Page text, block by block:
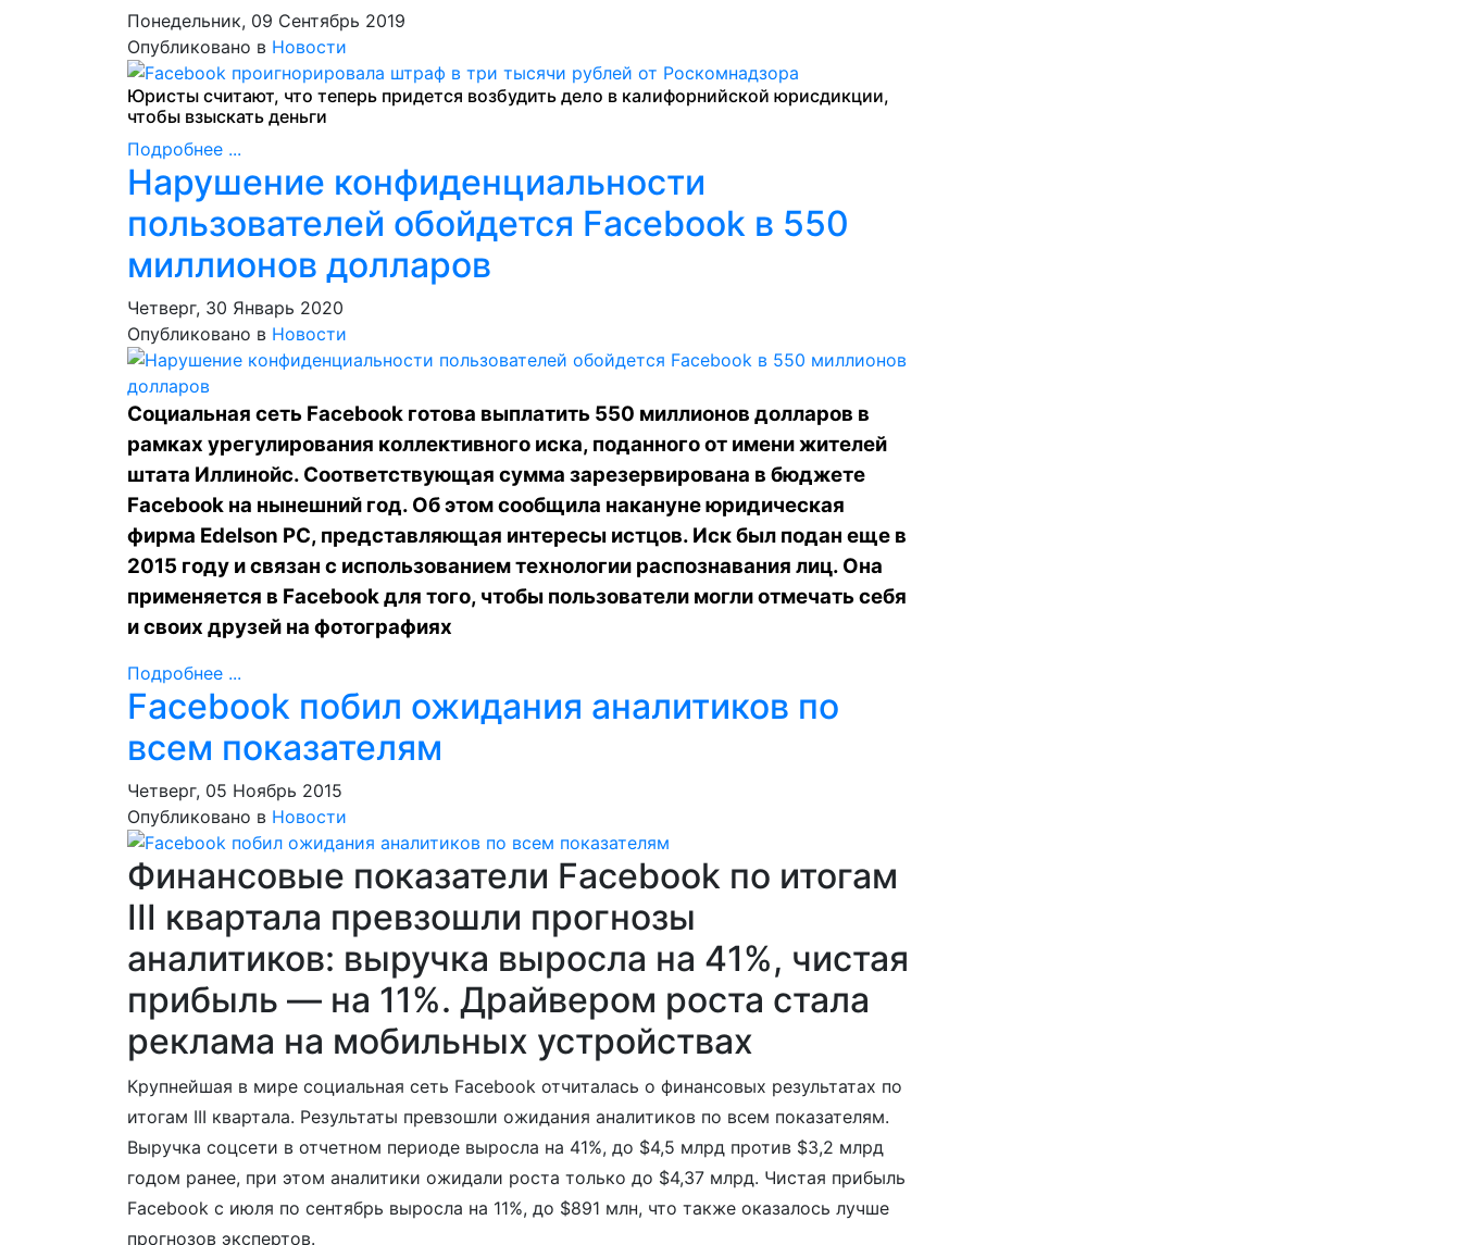
Понедельник, 09 Сентябрь 2019
Опубликовано в Новости
Юристы считают, что теперь придется возбудить дело в калифорнийской юрисдикции,
чтобы взыскать деньги
Подробнее ...
Нарушение конфиденциальности
пользователей обойдется Facebook в 550
миллионов долларов
Четверг, 30 Январь 2020
Опубликовано в Новости
Социальная сеть Facebook готова выплатить 550 миллионов долларов в
рамках урегулирования коллективного иска, поданного от имени жителей
штата Иллинойс. Соответствующая сумма зарезервирована в бюджете
Facebook на нынешний год. Об этом сообщила накануне юридическая
фирма Edelson PC, представляющая интересы истцов. Иск был подан еще в
2015 году и связан с использованием технологии распознавания лиц. Она
применяется в Facebook для того, чтобы пользователи могли отмечать себя
и своих друзей на фотографиях
Подробнее ...
​Facebook побил ожидания аналитиков по
всем показателям
Четверг, 05 Ноябрь 2015
Опубликовано в Новости
Финансовые показатели Facebook по итогам
III квартала превзошли прогнозы
аналитиков: выручка выросла на 41%, чистая
прибыль — на 11%. Драйвером роста стала
реклама на мобильных устройствах
Крупнейшая в мире социальная сеть Facebook отчиталась о финансовых результатах по
итогам III квартала. Результаты превзошли ожидания аналитиков по всем показателям.
Выручка соцсети в отчетном периоде выросла на 41%, до $4,5 млрд против $3,2 млрд
годом ранее, при этом аналитики ожидали роста только до $4,37 млрд. Чистая прибыль
Facebook с июля по сентябрь выросла на 11%, до $891 млн, что также оказалось лучше
прогнозов экспертов.